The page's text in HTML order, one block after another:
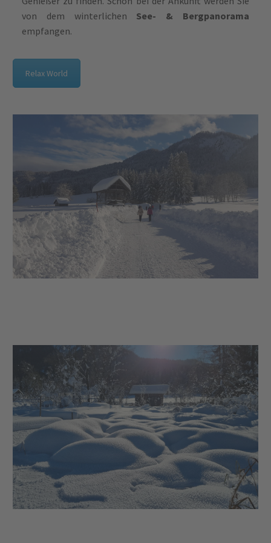
von dem winterlichen See- & Bergpanorama
empfangen.
Relax World